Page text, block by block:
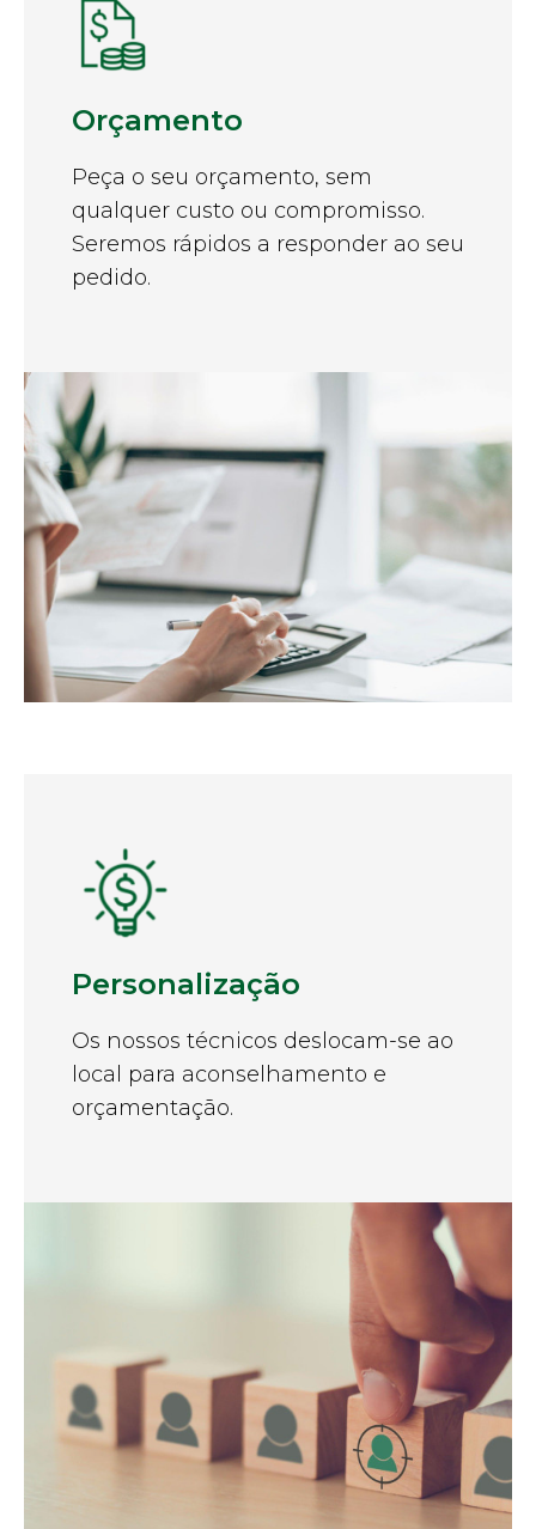
Orçamento
Peça o seu orçamento, sem
qualquer custo ou compromisso.
Seremos rápidos a responder ao seu
pedido.
Personalização
Os nossos técnicos deslocam-se ao
local para aconselhamento e
orçamentação.